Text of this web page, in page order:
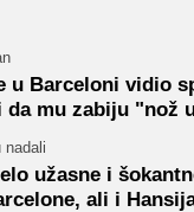
u Barceloni vidio
da mu zabiju "nož
nadali
užasne i
ali i